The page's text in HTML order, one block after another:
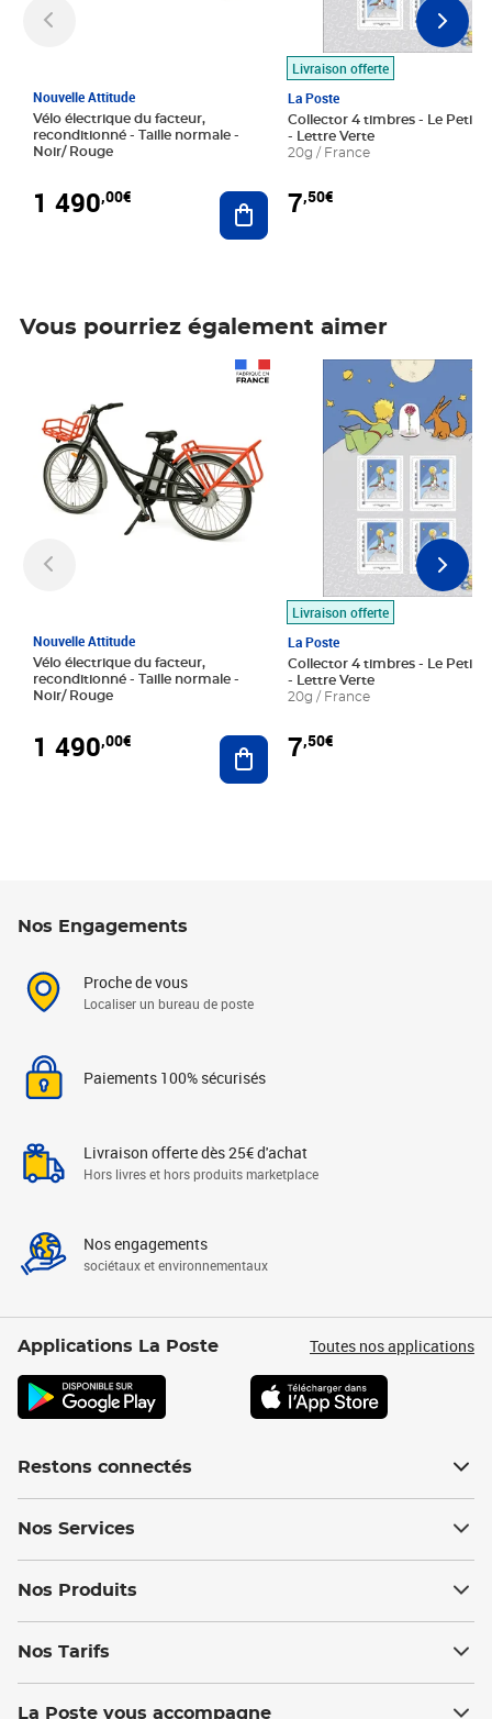
Nouvelle Attitude
Vélo électrique du facteur,
reconditionné - Taille normale -
Noir/ Rouge
1 490,00€ Ajouter au panier
Livraison offerte
La Poste
Collector 4 timbres - Le Petit
- Lettre Verte
20g / France
7,50€
Vous pourriez également aimer
Nouvelle Attitude
Vélo électrique du facteur,
reconditionné - Taille normale -
Noir/ Rouge
1 490,00€ Ajouter au panier
Livraison offerte
La Poste
Collector 4 timbres - Le Petit
- Lettre Verte
20g / France
7,50€
Prix 7,50€
Nos Engagements
Proche de vous
Localiser un bureau de poste
Paiements 100% sécurisés
Livraison offerte dès 25€ d'achat
Hors livres et hors produits marketplace
Nos engagements
sociétaux et environnementaux
Applications La Poste Toutes nos applications
Restons connectés
Nos Services
Nos Produits
Nos Tarifs
La Poste vous accompagne